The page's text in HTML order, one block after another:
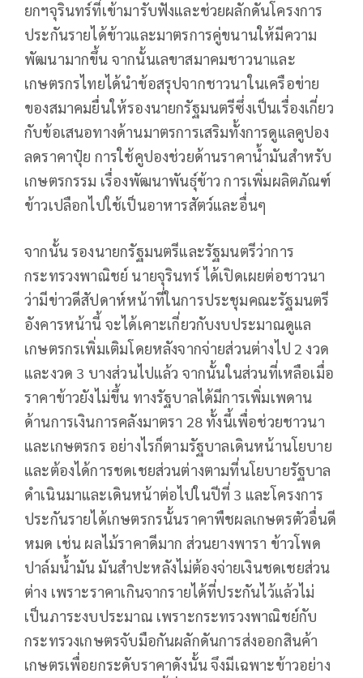
ยกฯจุรินทร์ที่เข้ามารับฟังและช่วยผลักดันโครงการ
ประกันรายได้ข้าวและมาตรการคู่ขนานให้มีความ
พัฒนามากขึ้น จากนั้นเลขาสมาคมชาวนาและ
เกษตรกรไทยได้นำข้อสรุปจากชาวนาในเครือข่าย
ของสมาคมยื่นให้รองนายกรัฐมนตรีซึ่งเป็นเรื่องเกี่ยว
กับข้อเสนอทางด้านมาตรการเสริมทั้งการดูแลคูปอง
ลดราคาปุ๋ย การใช้คูปองช่วยด้านราคาน้ำมันสำหรับ
เกษตรกรรม เรื่องพัฒนาพันธุ์ข้าว การเพิ่มผลิตภัณฑ์
ข้าวเปลือกไปใช้เป็นอาหารสัตว์และอื่นๆ
จากนั้น รองนายกรัฐมนตรีและรัฐมนตรีว่าการ
กระทรวงพาณิชย์ นายจุรินทร์ ได้เปิดเผยต่อชาวนา
ว่ามีข่าวดีสัปดาห์หน้าที่ในการประชุมคณะรัฐมนตรี
อังคารหน้านี้ จะได้เคาะเกี่ยวกับงบประมาณดูแล
เกษตรกรเพิ่มเติมโดยหลังจากจ่ายส่วนต่างไป 2 งวด
และงวด 3 บางส่วนไปแล้ว จากนั้นในส่วนที่เหลือเมื่อ
ราคาข้าวยังไม่ขึ้น ทางรัฐบาลได้มีการเพิ่มเพดาน
ด้านการเงินการคลังมาตรา 28 ทั้งนี้เพื่อช่วยชาวนา
และเกษตรกร อย่างไรก็ตามรัฐบาลเดินหน้านโยบาย
และต้องได้การชดเชยส่วนต่างตามที่นโยบายรัฐบาล
ดำเนินมาและเดินหน้าต่อไปในปีที่ 3 และโครงการ
ประกันรายได้เกษตรกรนั้นราคาพืชผลเกษตรตัวอื่นดี
หมด เช่น ผลไม้ราคาดีมาก ส่วนยางพารา ข้าวโพด
ปาล์มน้ำมัน มันสำปะหลังไม่ต้องจ่ายเงินชดเชยส่วน
ต่าง เพราะราคาเกินจากรายได้ที่ประกันไว้แล้วไม่
เป็นภาระงบประมาณ เพราะกระทรวงพาณิชย์กับ
กระทรวงเกษตรจับมือกันผลักดันการส่งออกสินค้า
เกษตรเพื่อยกระดับราคาดังนั้น จึงมีเฉพาะข้าวอย่าง